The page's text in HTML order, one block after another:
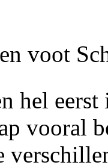
voot
hel
vooral